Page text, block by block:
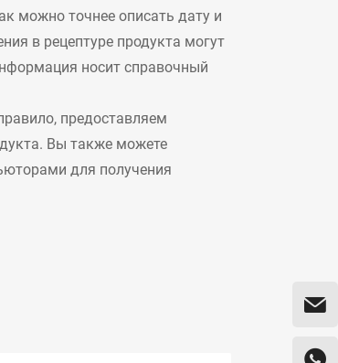
можно точнее описать дату и
в рецептуре продукта могут
носит справочный
предоставляем
Вы также можете
для получения